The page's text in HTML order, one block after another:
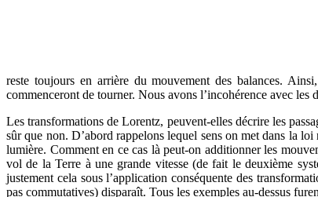
reste toujours en arrière du mouvement des balances.
commenceront de tourner. Nous avons l’incohérence avec les
Les transformations de Lorentz, peuvent-elles décrire les
sûr que non. D’abord rappelons lequel sens on met dans la
lumière. Comment en ce cas là peut-on additionner les
vol de la Terre à une grande vitesse (de fait le deuxième
justement cela sous l’application conséquente des
pas commutatives) disparaît. Tous les exemples au-dessus